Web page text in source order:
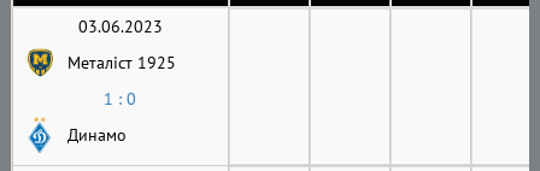
03.06.2023
Металіст 1925
1 : 0
Динамо